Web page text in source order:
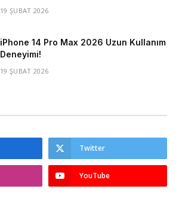
19 ŞUBAT 2026
iPhone 14 Pro Max 2026 Uzun Kullanım
Deneyimi!
19 ŞUBAT 2026
Twitter
YouTube